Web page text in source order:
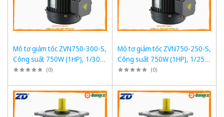
Mô tơ giảm tốc ZVN750-300-S,
Công suất 750W (1HP), 1/300,
Chân đế
(0)
Mô tơ giảm tốc ZVN750-250-S,
Công suất 750W (1HP), 1/250,
Chân đế
(0)